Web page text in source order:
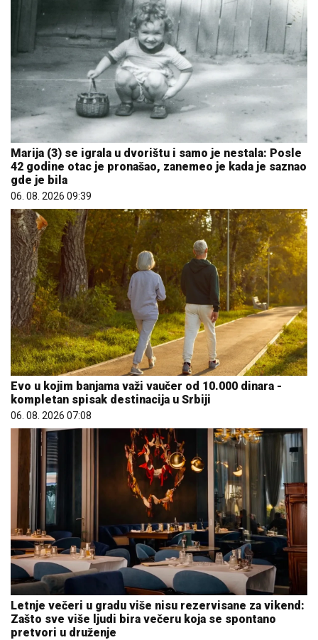
Marija (3) se igrala u dvorištu i samo je nestala: Posle
42 godine otac je pronašao, zanemeo je kada je saznao
gde je bila
06. 08. 2026 09:39
Evo u kojim banjama važi vaučer od 10.000 dinara -
kompletan spisak destinacija u Srbiji
06. 08. 2026 07:08
Letnje večeri u gradu više nisu rezervisane za vikend:
Zašto sve više ljudi bira večeru koja se spontano
pretvori u druženje